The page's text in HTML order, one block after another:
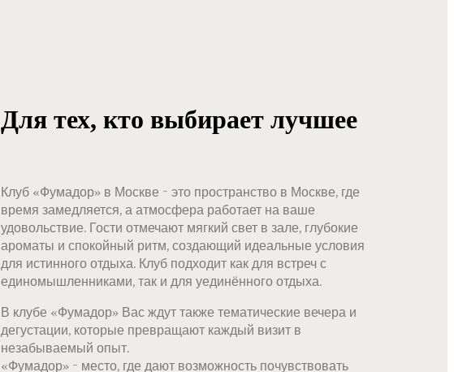
Для тех, кто выбирает лучшее
Клуб «Фумадор» в Москве - это пространство в Москве, где
время замедляется, а атмосфера работает на ваше
удовольствие. Гости отмечают мягкий свет в зале, глубокие
ароматы и спокойный ритм, создающий идеальные условия
для истинного отдыха. Клуб подходит как для встреч с
единомышленниками, так и для уединённого отдыха.
В клубе «Фумадор» Вас ждут также тематические вечера и
дегустации, которые превращают каждый визит в
незабываемый опыт.
«Фумадор» - место, где дают возможность почувствовать